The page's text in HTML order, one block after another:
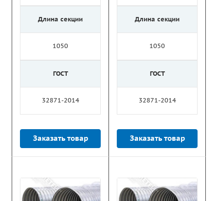
Длина секции
1050
ГОСТ
32871-2014
Заказать товар
Длина секции
1050
ГОСТ
32871-2014
Заказать товар